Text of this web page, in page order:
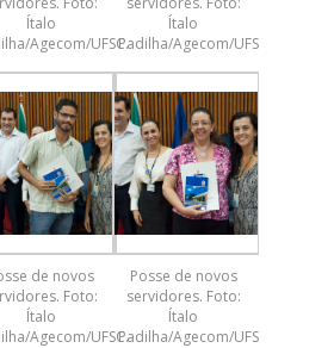
Ítalo
Agecom/UFSC.
Ítalo
Padilha/Agecom/UFSC.
de novos
Foto:
Ítalo
Agecom/UFSC.
Posse de novos
servidores. Foto:
Ítalo
Padilha/Agecom/UFSC.